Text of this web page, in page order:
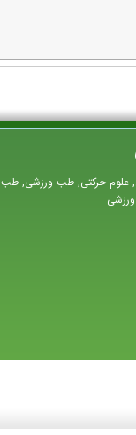
علوم حرکتی, طب ورزشی, طب